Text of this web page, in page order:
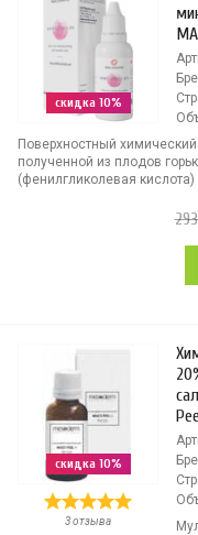
скидка 10%
Поверхностный
полученной из плодов
(фенилгликолевая
скидка 10%
3 отзыва